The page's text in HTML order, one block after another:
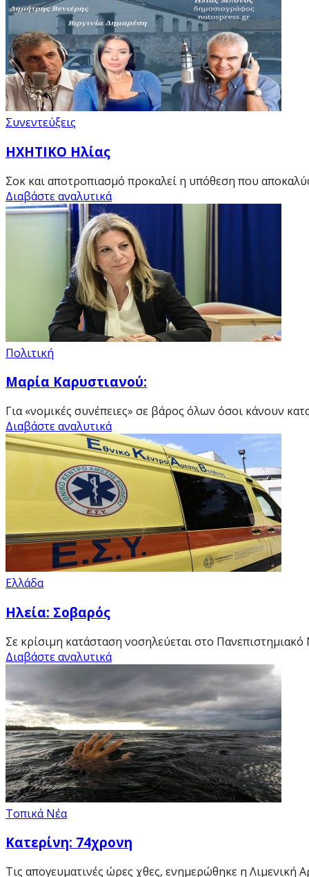
Συνεντεύξεις
HXHTIKO Ηλίας
Σοκ και αποτροπιασμό προκαλεί η υπόθεση που
Διαβάστε αναλυτικά
Πολιτική
Μαρία Καρυστιανού:
Για «νομικές συνέπειες» σε βάρος όλων όσοι κάνουν
Διαβάστε αναλυτικά
Ελλάδα
Ηλεία: Σοβαρός
Σε κρίσιμη κατάσταση νοσηλεύεται στο
Διαβάστε αναλυτικά
Τοπικά Νέα
Κατερίνη: 74χρονη
Τις απογευματινές ώρες χθες, ενημερώθηκε η Λιμενική